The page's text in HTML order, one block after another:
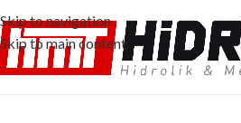
Skip to navigation
Skip to main content